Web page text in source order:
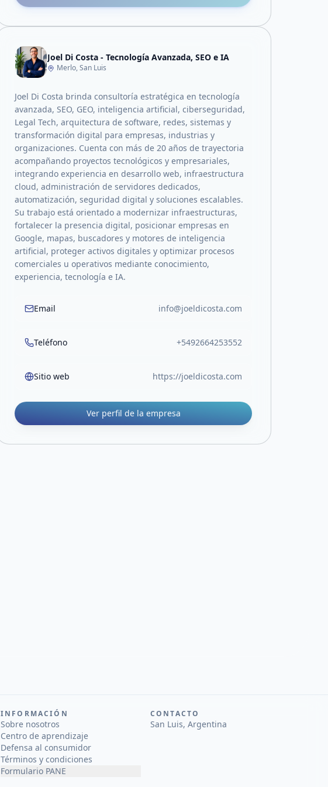
Joel Di Costa - Tecnología Avanzada, SEO e IA
Merlo, San Luis
Joel Di Costa brinda consultoría estratégica en tecnología
avanzada, SEO, GEO, inteligencia artificial, ciberseguridad,
Legal Tech, arquitectura de software, redes, sistemas y
transformación digital para empresas, industrias y
organizaciones. Cuenta con más de 20 años de trayectoria
acompañando proyectos tecnológicos y empresariales,
integrando experiencia en desarrollo web, infraestructura
cloud, administración de servidores dedicados,
automatización, seguridad digital y soluciones escalables.
Su trabajo está orientado a modernizar infraestructuras,
fortalecer la presencia digital, posicionar empresas en
Google, mapas, buscadores y motores de inteligencia
artificial, proteger activos digitales y optimizar procesos
comerciales u operativos mediante conocimiento,
experiencia, tecnología e IA.
Email info@joeldicosta.com
Teléfono +5492664253552
Sitio web https://joeldicosta.com
Ver perfil de la empresa
INFORMACIÓN
Sobre nosotros
Centro de aprendizaje
Defensa al consumidor
Términos y condiciones
Formulario PANE
CONTACTO
San Luis, Argentina